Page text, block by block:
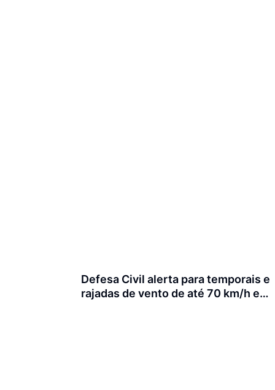
Defesa Civil alerta para temporais e
rajadas de vento de até 70 km/h em